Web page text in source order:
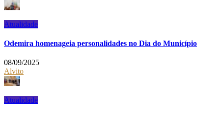
Atualidade
Odemira homenageia personalidades no Dia do Município
08/09/2025
Alvito
Atualidade